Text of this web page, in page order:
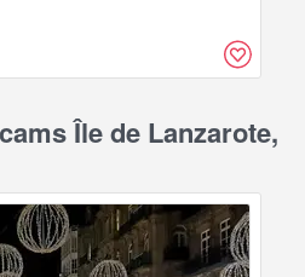
Île de Lanzarote,